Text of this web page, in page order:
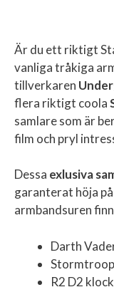
Är du ett riktigt
vanliga tråkiga
tillverkaren
flera riktigt coola
samlare som är
film och pryl
Dessa exlusiva
garanterat höja
armbandsuren
Darth
R2 D2